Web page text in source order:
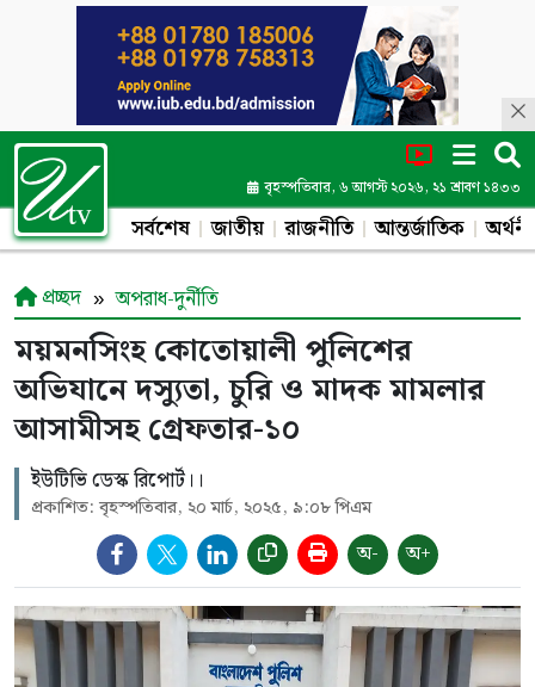
বৃহস্পতিবার, ৬ আগস্ট ২০২৬, ২১ শ্রাবণ ১৪৩৩
সর্বশেষ জাতীয় রাজনীতি আন্তর্জাতিক
প্রচ্ছদ অপরাধ-দুর্নীতি
ময়মনসিংহ কোতোয়ালী পুলিশের
অভিযানে দস্যুতা, চুরি ও মাদক মামলার
আসামীসহ গ্রেফতার-১০
ইউটিভি ডেস্ক রিপোর্ট।।
প্রকাশিত: বৃহস্পতিবার, ২০ মার্চ, ২০২৫, ৯:০৮ পিএম
অ- অ+